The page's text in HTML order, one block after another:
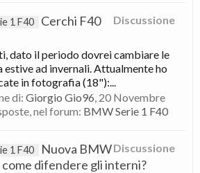
Discussione
1 F40
Cerchi F40
dato il periodo dovrei cambiare le
estive ad invernali. Attualmente ho
in fotografia (18"):...
di: Giorgio Gio96, 20 Novembre
nel forum: BMW Serie 1 F40
Discussione
1 F40
Nuova BMW
come difendere gli interni?